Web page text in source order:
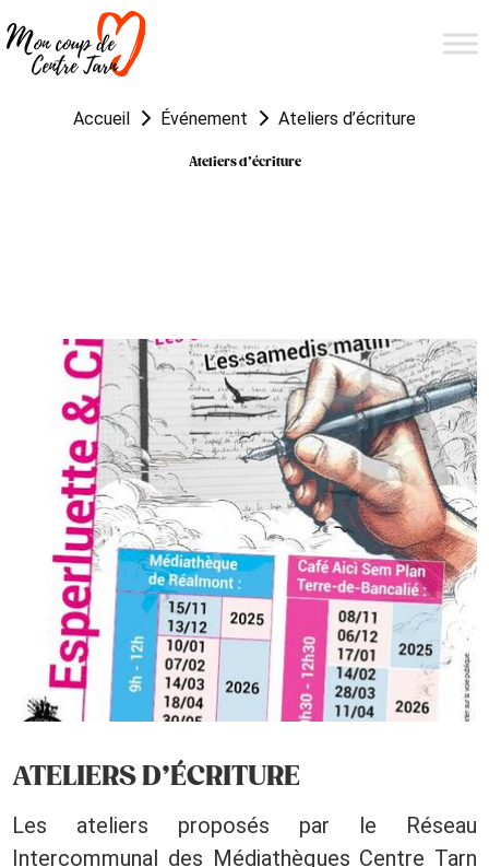
Accueil Événement Ateliers d’écriture
Ateliers d’écriture
ATELIERS D’ÉCRITURE
Les ateliers proposés par le Réseau
Intercommunal des Médiathèques Centre Tarn